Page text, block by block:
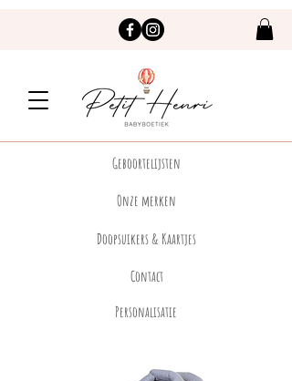
Geboortelijsten
Onze merken
Doopsuikers & Kaartjes
Contact
Personalisatie